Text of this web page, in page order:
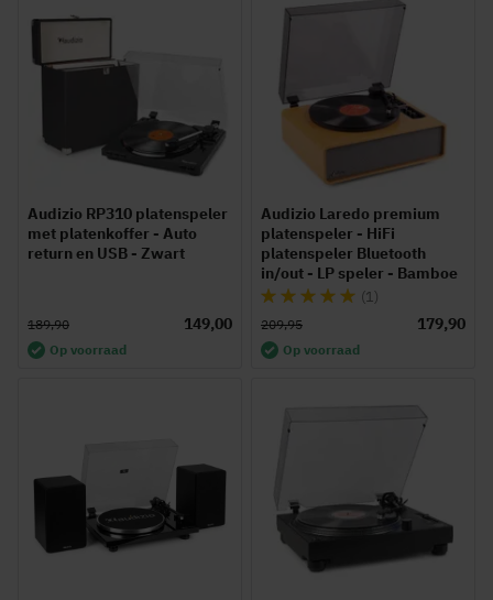
Audizio RP310 platenspeler
met platenkoffer - Auto
return en USB - Zwart
149,00
189,90
Op voorraad
Audizio Laredo premium
platenspeler - HiFi
platenspeler Bluetooth
in/out - LP speler - Bamboe
Waardering:
100%
(1)
179,90
209,95
Op voorraad